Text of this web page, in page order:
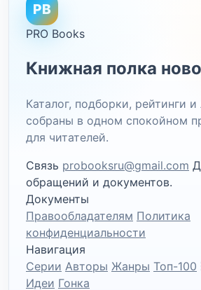
PB
PRO Books
Книжная полка
Каталог, подборки, рейтинги и
собраны в одном спокойном
для читателей.
Связь probooksru@gmail.com
обращений и документов.
Документы
Правообладателям Политика
конфиденциальности
Навигация
Серии Авторы Жанры Топ-100
Идеи Гонка